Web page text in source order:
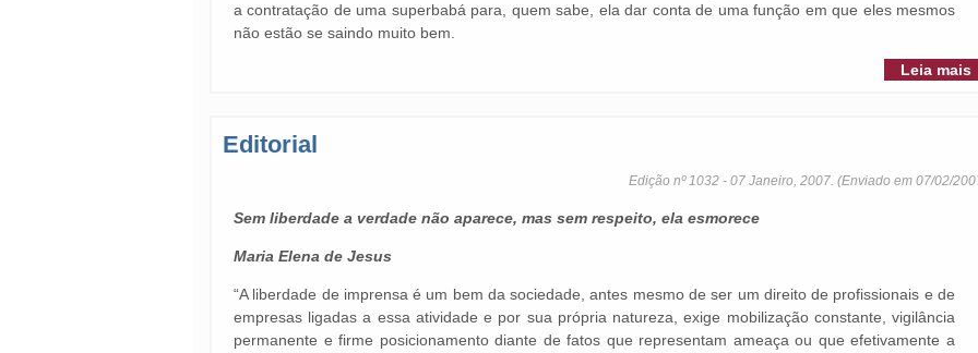
a contratação de uma superbabá para, quem sabe, ela dar conta de uma função em que eles mesmos
não estão se saindo muito bem.
Leia mais
Editorial
Edição nº 1032 - 07 Janeiro, 2007. (Enviado em 07/02/
Sem liberdade a verdade não aparece, mas sem respeito, ela esmorece
Maria Elena de Jesus
“A liberdade de imprensa é um bem da sociedade, antes mesmo de ser um direito de profissionais e de
empresas ligadas a essa atividade e por sua própria natureza, exige mobilização constante, vigilância
permanente e firme posicionamento diante de fatos que representam ameaça ou que efetivamente a